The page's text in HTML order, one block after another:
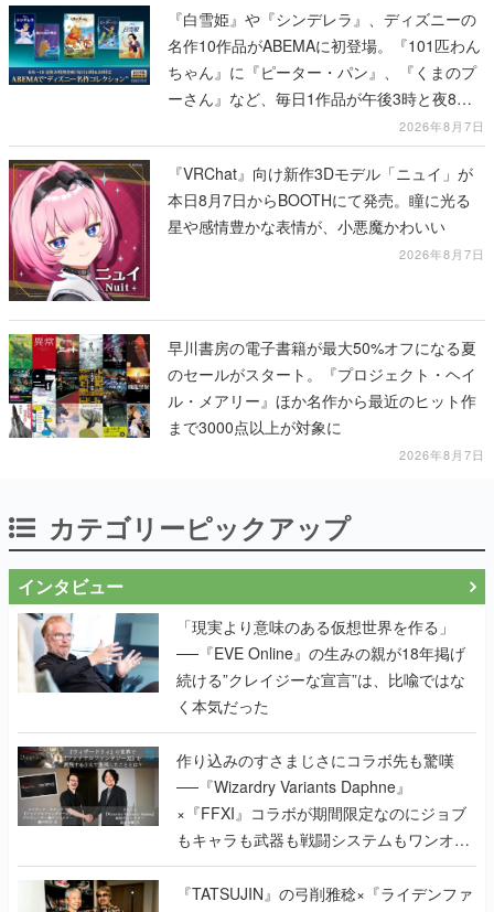
『白雪姫』や『シンデレラ』、ディズニーの
名作10作品がABEMAに初登場。『101匹わん
ちゃん』に『ピーター・パン』、『くまのプ
ーさん』など、毎日1作品が午後3時と夜8時
2026年8月7日
『VRChat』向け新作3Dモデル「ニュイ」が
本日8月7日からBOOTHにて発売。瞳に光る
星や感情豊かな表情が、小悪魔かわいい
2026年8月7日
早川書房の電子書籍が最大50%オフになる夏
のセールがスタート。『プロジェクト・ヘイ
ル・メアリー』ほか名作から最近のヒット作
まで3000点以上が対象に
2026年8月7日
カテゴリーピックアップ
インタビュー
「現実より意味のある仮想世界を作る」
──『EVE Online』の生みの親が18年掲げ
続ける”クレイジーな宣言”は、比喩ではな
く本気だった
作り込みのすさまじさにコラボ先も驚嘆
──『Wizardry Variants Daphne』
×『FFXI』コラボが期間限定なのにジョブ
もキャラも武器も戦闘システムもワンオフ
で作り込まれた理由を両ディレクターに聞
く
『TATSUJIN』の弓削雅稔×『ライデンファ